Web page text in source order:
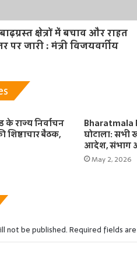
क्षेत्रों में बचाव और राहत
पर जारी : मंत्री विजयवर्गीय
राज्य निर्वाचन
बैठक,
घोटाला: सभी
आदेश, संभाग
May 2, 2026
not be published.Required fields